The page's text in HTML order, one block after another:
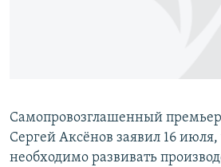
Все сайты RFE/RL
Самопровозглашенный
Сергей Аксёнов заявил 16
необходимо развивать